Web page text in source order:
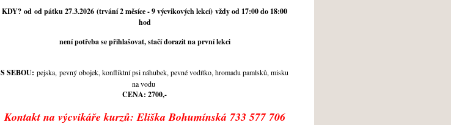
KDY? od od pátku 27.3.2026 (trvání 2 měsíce - 9 výcvikových lekcí) vždy od 17:00 do 18:00
hod
není potřeba se přihlašovat, stačí dorazit na první lekci
S SEBOU: pejska, pevný obojek, konfliktní psi náhubek, pevné vodítko, hromadu pamlsků, misku
na vodu
CENA: 2700,-
Kontakt na výcvikáře kurzů: Eliška Bohumínská 733 577 706